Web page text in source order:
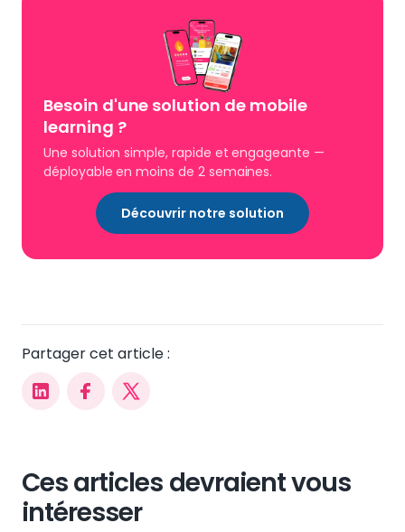
Partager cet article :
Besoin d'une solution de mobile
learning ?
Une solution simple, rapide et engageante —
déployable en moins de 2 semaines.
Découvrir notre solution
Ces articles devraient vous
intéresser